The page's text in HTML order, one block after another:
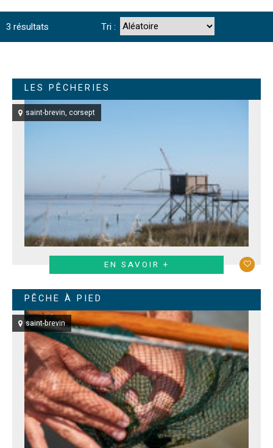
3 résultats Tri :
LES PÊCHERIES
saint-brevin corsept
EN SAVOIR +
PÊCHE À PIED
saint-brevin